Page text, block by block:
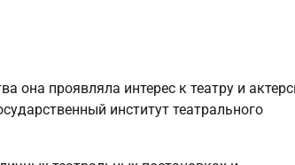
она проявляла интерес к театру и
институт театрального